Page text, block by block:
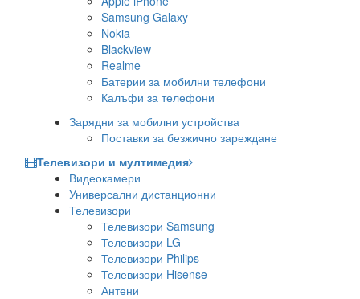
Samsung Galaxy
Nokia
Blackview
Realme
Батерии за мобилни телефони
Калъфи за телефони
Зарядни за мобилни устройства
Поставки за безжично зареждане
Телевизори и мултимедия
Видеокамери
Универсални дистанционни
Телевизори
Телевизори Samsung
Телевизори LG
Телевизори Philips
Телевизори Hisense
Антени